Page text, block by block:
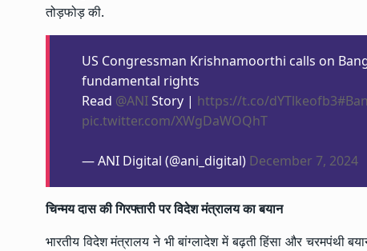
तोड़फोड़ की.
US Congressman Krishnamoorthi calls on
fundamental rights
Read @ANIStory | https://t.co/dYTlkeofb3
pic.twitter.com/XWgDaWOQhT
— ANI Digital (@ani_digital) December 7, 2024
चिन्मय दास की गिरफ्तारी पर विदेश मंत्रालय का बयान
भारतीय विदेश मंत्रालय ने भी बांग्लादेश में बढ़ती हिंसा और चरमपंथी